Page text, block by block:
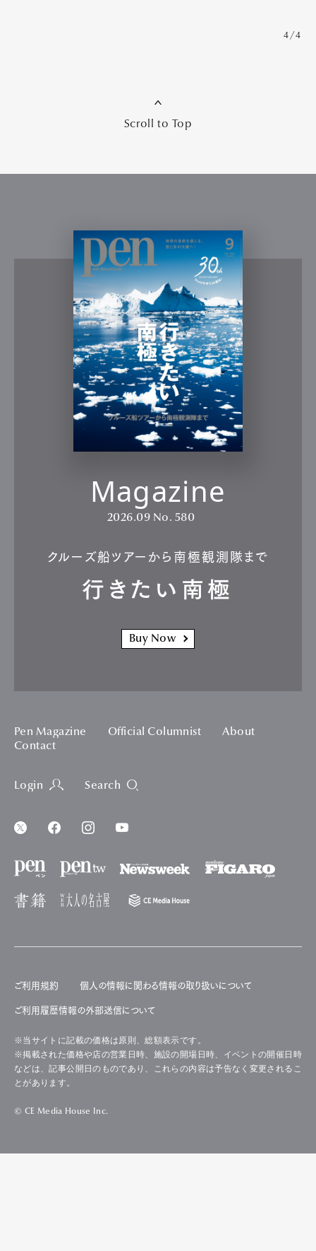
4/4
Scroll to Top
Magazine
2026.09 No. 580
クルーズ船ツアーから南極観測隊まで
行きたい南極
Buy Now
Pen Magazine Official Columnist
About
Contact
Login Search
ご利用規約 個人の情報に関わる情報の取り扱いについて
ご利用履歴情報の外部送信について
※当サイトに記載の価格は原則、総額表示です。
※掲載された価格や店の営業日時、施設の開場日時、イベントの開催日時
などは、記事公開日のものであり、これらの内容は予告なく変更されるこ
とがあります。
© CE Media House Inc.